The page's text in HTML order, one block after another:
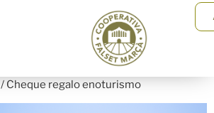
/ Cheque regalo enoturismo